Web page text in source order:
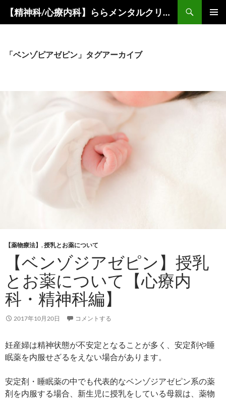
キ
【精神科/心療内科】ららメンタルクリニック
「ベンゾピアゼピン」タグアーカイブ
【薬物療法】 ,授乳とお薬について
【ベンゾジアゼピン】授乳
とお薬について【心療内
科・精神科編】
2017年10月20日 コメントする
妊産婦は精神状態が不安定となることが多く、安定剤や睡
眠薬を内服せざるをえない場合があります。
安定剤・睡眠薬の中でも代表的なベンゾジアゼピン系の薬
剤を内服する場合、新生児に授乳をしている母親は、薬物